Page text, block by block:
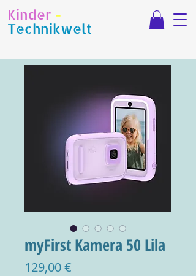
Kinder -
Technikwelt
myFirst Kamera 50 Lila
129,00 €